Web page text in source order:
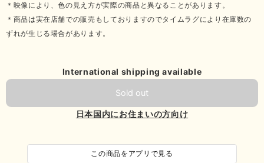
＊映像により、色の見え方が実際の商品と異なることがあります。
＊商品は実在店舗での販売もしておりますのでタイムラグにより在庫数の
ずれが生じる場合があります。
International shipping available
Sold out
日本国内にお住まいの方向け
この商品をアプリで見る